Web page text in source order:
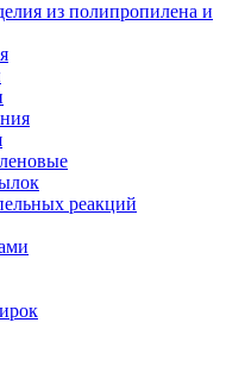
из полипропилена и
реакций